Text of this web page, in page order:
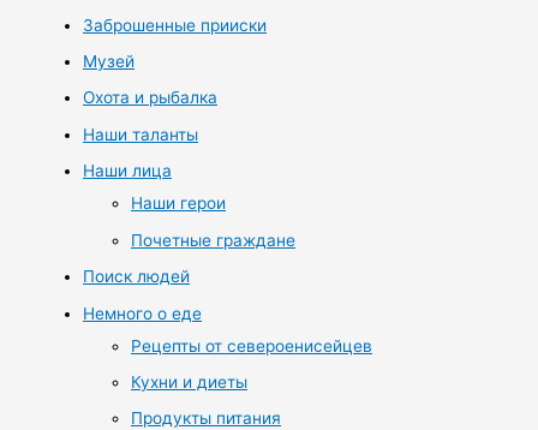
Заброшенные прииски
Музей
Охота и рыбалка
Наши таланты
Наши лица
Наши герои
Почетные граждане
Поиск людей
Немного о еде
Рецепты от североенисейцев
Кухни и диеты
Продукты питания